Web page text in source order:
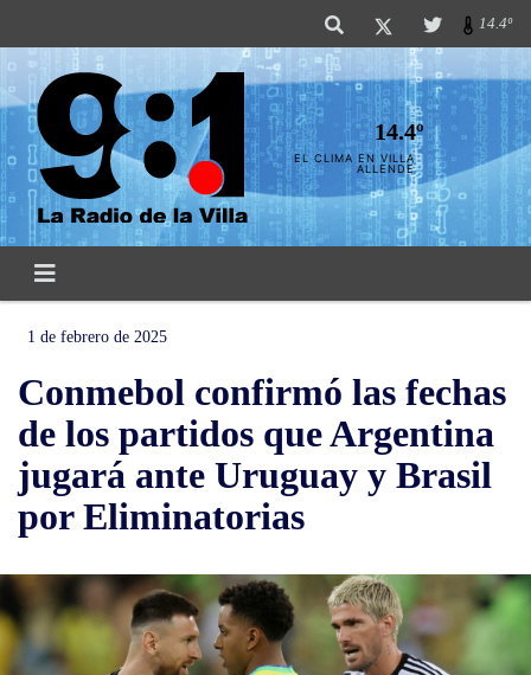
14.4º
14.4º
EL CLIMA EN VILLA
ALLENDE
1 de febrero de 2025
Conmebol confirmó las fechas
de los partidos que Argentina
jugará ante Uruguay y Brasil
por Eliminatorias